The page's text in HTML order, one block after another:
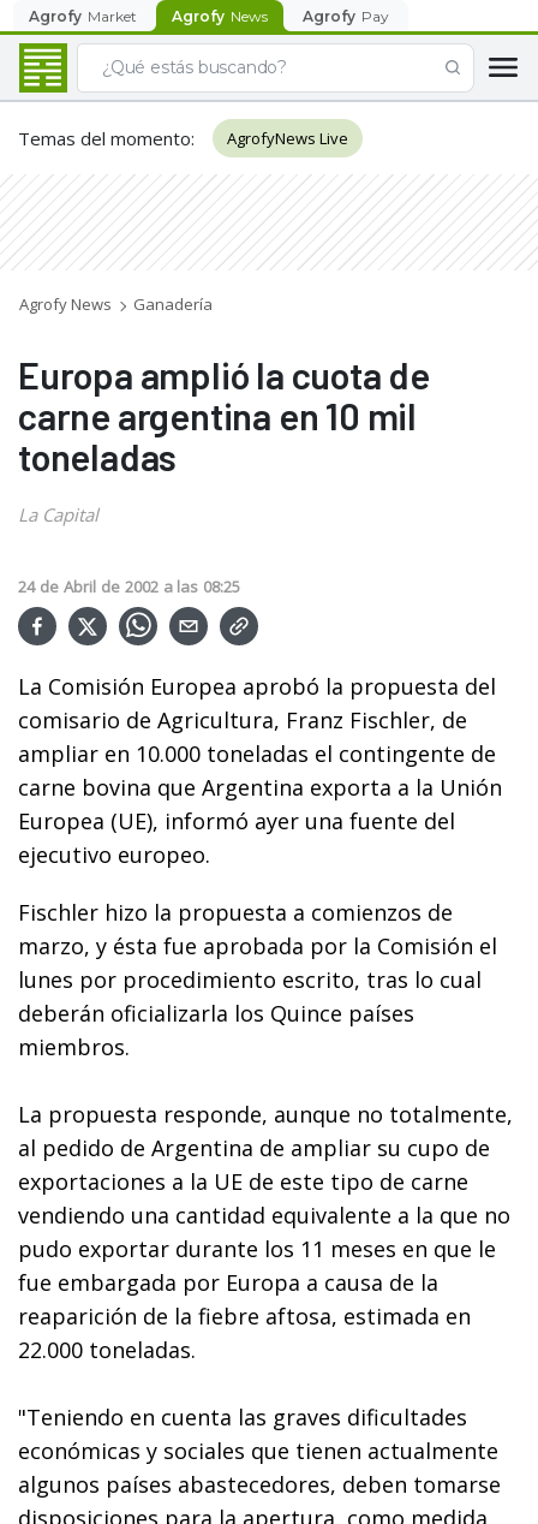
Agrofy Market Agrofy News Agrofy Pay
Temas del momento: AgrofyNews Live
Agrofy News Ganadería
Europa amplió la cuota de
carne argentina en 10 mil
toneladas
La Capital
24 de Abril de 2002 a las 08:25
La Comisión Europea aprobó la propuesta del
comisario de Agricultura, Franz Fischler, de
ampliar en 10.000 toneladas el contingente de
carne bovina que Argentina exporta a la Unión
Europea (UE), informó ayer una fuente del
ejecutivo europeo.
Fischler hizo la propuesta a comienzos de
marzo, y ésta fue aprobada por la Comisión el
lunes por procedimiento escrito, tras lo cual
deberán oficializarla los Quince países
miembros.
La propuesta responde, aunque no totalmente,
al pedido de Argentina de ampliar su cupo de
exportaciones a la UE de este tipo de carne
vendiendo una cantidad equivalente a la que no
pudo exportar durante los 11 meses en que le
fue embargada por Europa a causa de la
reaparición de la fiebre aftosa, estimada en
22.000 toneladas.
"Teniendo en cuenta las graves dificultades
económicas y sociales que tienen actualmente
algunos países abastecedores, deben tomarse
disposiciones para la apertura, como medida